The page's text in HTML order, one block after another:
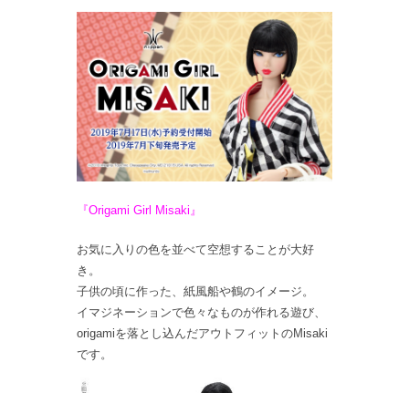
『Origami Girl Misaki』
お気に入りの色を並べて空想することが大好
き。
子供の頃に作った、紙風船や鶴のイメージ。
イマジネーションで色々なものが作れる遊び、
origamiを落とし込んだアウトフィットのMisaki
です。